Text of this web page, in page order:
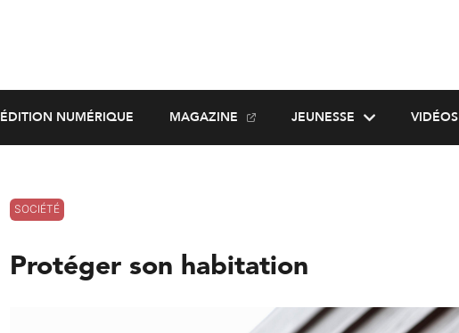
ÉDITION NUMÉRIQUE MAGAZINE JEUNESSE VIDÉOS
SOCIÉTÉ
Protéger son habitation